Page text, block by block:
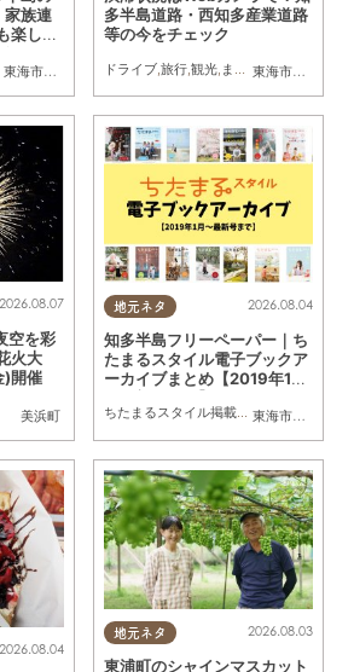
東海市
,大府市 知多市 ,半田市,常滑市, 武豊町,南知多町
家族連
楽しめ
,季節ネタ まとめ記事,親子,家族,カップル ,おひとりさま
東海市
,大府市
多半島道路・西知多産業道路
等の今をチェック
ドライブ, 旅行, 観光, まちネタ
美浜町
2026.08.07
空を彩
火大
)開催
花火
地元ネタ
東海市大府市
2026.08.04
知多半島フリーペーパー｜ち
たまるスタイル電子ブックア
ーカイブまとめ【2019年1月
ちたまるスタイル掲載店 ,まとめ記事
2026.08.04
地元ネタ 2026.08.03
東浦町のシャインマスカット